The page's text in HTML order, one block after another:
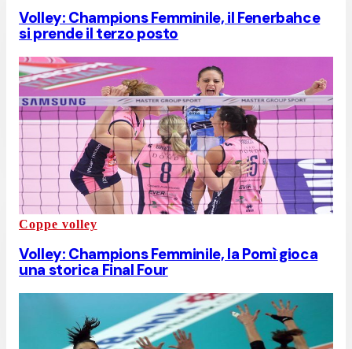
Volley: Champions Femminile, il Fenerbahce
si prende il terzo posto
Coppe volley
Volley: Champions Femminile, la Pomì gioca
una storica Final Four